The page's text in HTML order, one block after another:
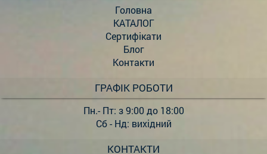
Головна
КАТАЛОГ
Сертифікати
Блог
Контакти
ГРАФІК РОБОТИ
Пн.- Пт: з 9:00 до 18:00
Сб - Нд: вихідний
КОНТАКТИ